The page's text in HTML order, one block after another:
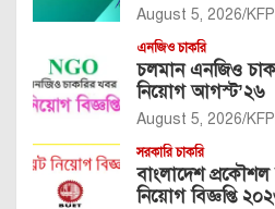
August 5, 2026
এনজিও চাকরি
চলমান এনজিও
নিয়োগ আগস্ট’২৬
August 5, 2026
সরকারি চাকরি
বাংলাদেশ প্রকৌশল
নিয়োগ বিজ্ঞপ্তি